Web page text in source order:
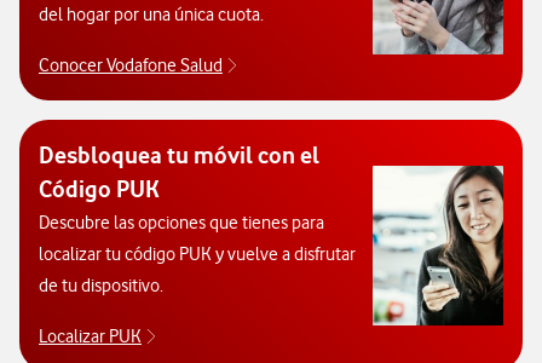
del hogar por una única cuota.
Conocer Vodafone Salud
Conocer Vodafone Salud. Abre ventana
Desbloquea tu móvil con el
Código PUK
Descubre las opciones que tienes para
localizar tu código PUK y vuelve a disfrutar
de tu dispositivo.
Localizar PUK
Para poder consultar el código PUK y